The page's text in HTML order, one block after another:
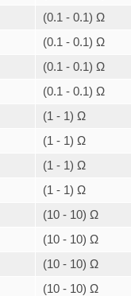
(0.1 - 0.1) Ω
(0.1 - 0.1) Ω
(0.1 - 0.1) Ω
(0.1 - 0.1) Ω
(1 - 1) Ω
(1 - 1) Ω
(1 - 1) Ω
(1 - 1) Ω
(10 - 10) Ω
(10 - 10) Ω
(10 - 10) Ω
(10 - 10) Ω